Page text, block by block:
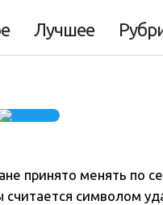
Лучшее
принято менять по
считается символом